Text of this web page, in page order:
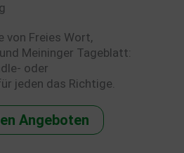
von Freies Wort,
Meininger Tageblatt:
oder
jeden das Richtige.
Angeboten